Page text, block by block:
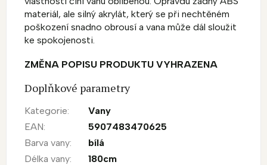
materiál, ale silný akrylát, který se při nechtěném
poškození snadno obrousí a vana může dál sloužit
ke spokojenosti.
ZMĚNA POPISU PRODUKTU VYHRAZENA
Doplňkové parametry
Kategorie:
Vany
EAN:
5907483470625
Barva vany:
bílá
Délka vany:
180cm